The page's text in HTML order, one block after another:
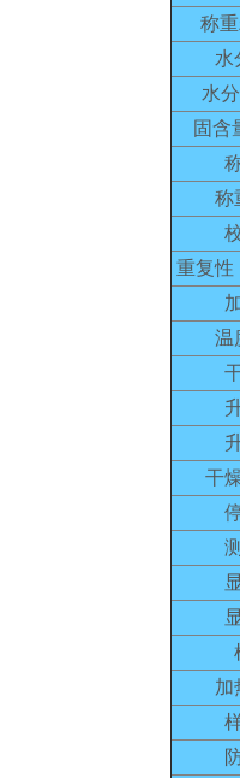
称重
水
水
固含
称
重复性
温
干
加